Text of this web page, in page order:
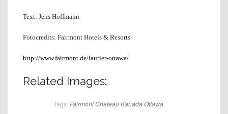
Text: Jens Hoffmann
Fotocredits: Fairmont Hotels & Resorts
http://www.fairmont.de/laurier-ottawa/
Related Images:
Tags: Fairmont ChateauKanada Ottawa